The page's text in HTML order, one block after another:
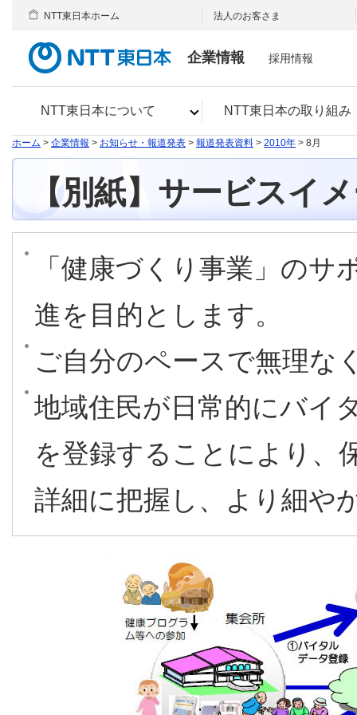
企業情報
NTT東日本について NTT東日本の取り組み
NTT東日本ホーム 法人のお客さま
採用情報
ホーム > 企業情報 > お知らせ・報道発表 > 報道発表資料 > 2010年 > 8月
【別紙】サービスイ
「健康づくり事業」の
進を目的とします。
ご自分のペースで無理な
地域住民が日常的にバイ
を登録することにより、
詳細に把握し、より細や